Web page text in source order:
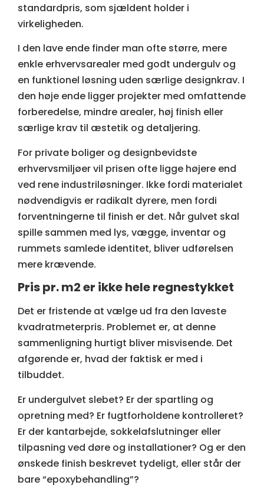
standardpris, som sjældent holder i
virkeligheden.
I den lave ende finder man ofte større, mere
enkle erhvervsarealer med godt undergulv og
en funktionel løsning uden særlige designkrav. I
den høje ende ligger projekter med omfattende
forberedelse, mindre arealer, høj finish eller
særlige krav til æstetik og detaljering.
For private boliger og designbevidste
erhvervsmiljøer vil prisen ofte ligge højere end
ved rene industriløsninger. Ikke fordi materialet
nødvendigvis er radikalt dyrere, men fordi
forventningerne til finish er det. Når gulvet skal
spille sammen med lys, vægge, inventar og
rummets samlede identitet, bliver udførelsen
mere krævende.
Pris pr. m2 er ikke hele regnestykket
Det er fristende at vælge ud fra den laveste
kvadratmeterpris. Problemet er, at denne
sammenligning hurtigt bliver misvisende. Det
afgørende er, hvad der faktisk er med i
tilbuddet.
Er undergulvet slebet? Er der spartling og
opretning med? Er fugtforholdene kontrolleret?
Er der kantarbejde, sokkelafslutninger eller
tilpasning ved døre og installationer? Og er den
ønskede finish beskrevet tydeligt, eller står der
bare “epoxybehandling”?